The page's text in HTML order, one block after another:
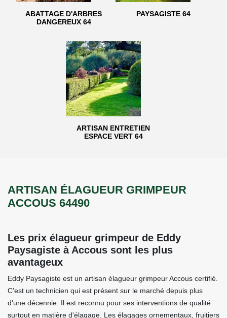
ABATTAGE D'ARBRES
DANGEREUX 64
PAYSAGISTE 64
ARTISAN ENTRETIEN
ESPACE VERT 64
ARTISAN ÉLAGUEUR GRIMPEUR
ACCOUS 64490
Les prix élagueur grimpeur de Eddy
Paysagiste à Accous sont les plus
avantageux
Eddy Paysagiste est un artisan élagueur grimpeur Accous certifié.
C'est un technicien qui est présent sur le marché depuis plus
d'une décennie. Il est reconnu pour ses interventions de qualité
surtout en matière d'élagage. Les élagages ornementaux, fruitiers